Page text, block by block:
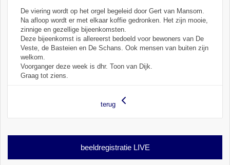
De viering wordt op het orgel begeleid door Gert van Mansom.
Na afloop wordt er met elkaar koffie gedronken. Het zijn mooie,
zinnige en gezellige bijeenkomsten.
Deze bijeenkomst is allereerst bedoeld voor bewoners van De
Veste, de Basteien en De Schans. Ook mensen van buiten zijn
welkom.
Voorganger deze week is dhr. Toon van Dijk.
Graag tot ziens.
terug
beeldregistratie LIVE